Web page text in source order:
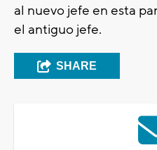
al nuevo jefe en esta
el antiguo jefe.
SHARE